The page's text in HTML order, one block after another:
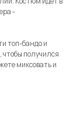
-
топ-бандо и
чтобы получился
миксовать и